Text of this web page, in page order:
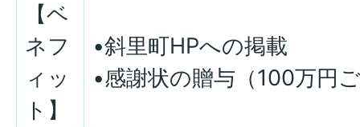
【ベ
ネフ
ィッ
ト】
•斜里町HPへの掲載
•感謝状の贈与（100万円